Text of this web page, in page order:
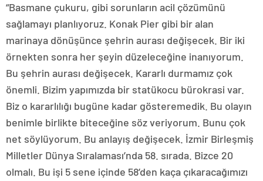
“Basmane çukuru, gibi sorunların acil çözümünü
sağlamayı planlıyoruz. Konak Pier gibi bir alan
marinaya dönüşünce şehrin aurası değişecek. Bir iki
örnekten sonra her şeyin düzeleceğine inanıyorum.
Bu şehrin aurası değişecek. Kararlı durmamız çok
önemli. Bizim yapımızda bir statükocu bürokrasi var.
Biz o kararlılığı bugüne kadar gösteremedik. Bu olayın
benimle birlikte biteceğine söz veriyorum. Bunu çok
net söylüyorum. Bu anlayış değişecek. İzmir Birleşmiş
Milletler Dünya Sıralaması’nda 58. sırada. Bizce 20
olmalı. Bu işi 5 sene içinde 58’den kaça çıkaracağımızı